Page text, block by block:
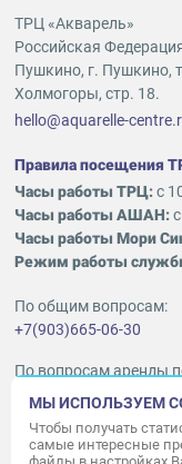
ТРЦ «Акварель»
Российская
Пушкино, г. Пушкино,
Холмогоры, стр. 18.
hello@aquarelle-
Правила посещения
Часы работы ТРЦ:с
Часы работы АШАН:
Часы работы Мори
Режим работы
По общим вопросам:
+7(903)665-06-30
По вопросам аренды
ukleykina@nhood.com
+7(903)665-98-78
МЫ ИСПОЛЬЗУЕМ
Чтобы получать
самые интересные